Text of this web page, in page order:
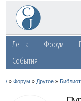
Лента Форум
События
/ » Форум » Другое »